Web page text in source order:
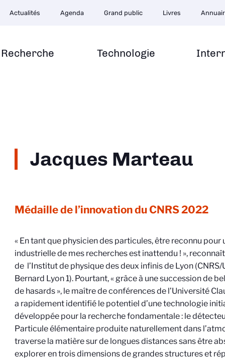
Recherche Technologie
Actualités Agenda Grand public Livres
Jacques Marteau
Médaille de l’innovation du CNRS2022
« En tant que physicien des particules, être reconnu
industrielle de mes recherches est inattendu ! »,
de l’Institut de physique des deux infinis de Lyon
Bernard Lyon 1). Pourtant, « grâce à une succession de
de hasards », le maître de conférences de l’Université
a rapidement identifié le potentiel d’une technologie
développée pour la recherche fondamentale : le
Particule élémentaire produite naturellement dans
traverse la matière sur de longues distances sans être
explorer en trois dimensions de grandes structures et